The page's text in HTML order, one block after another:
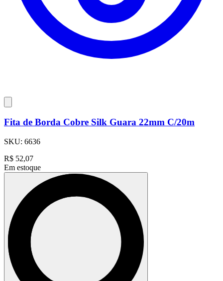
Fita de Borda Cobre Silk Guara 22mm C/20m
SKU: 6636
R$ 52,07
Em estoque